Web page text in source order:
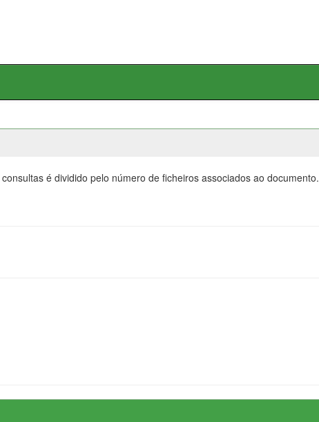
é dividido pelo número de ficheiros associados ao documento.